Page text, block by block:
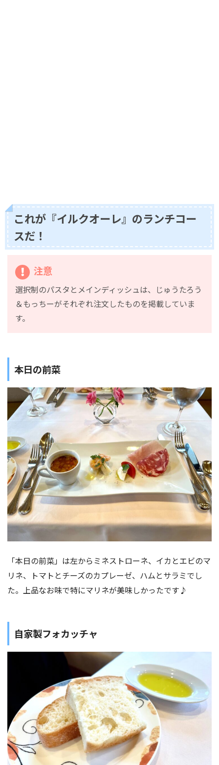
これが『イルクオーレ』のランチコー
スだ！
注意
選択制のパスタとメインディッシュは、じゅうたろう
＆もっちーがそれぞれ注文したものを掲載していま
す。
本日の前菜
「本日の前菜」は左からミネストローネ、イカとエビのマ
リネ、トマトとチーズのカプレーゼ、ハムとサラミでし
た。上品なお味で特にマリネが美味しかったです♪
自家製フォカッチャ